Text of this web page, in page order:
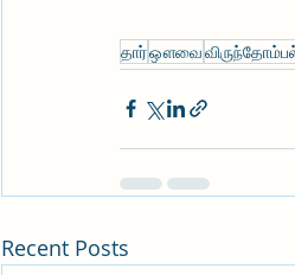
தார்ஔவை
Recent Posts